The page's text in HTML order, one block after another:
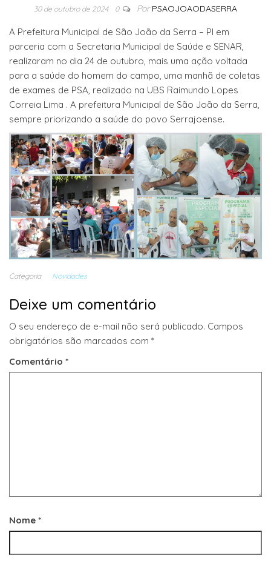
30 de outubro de 2024 0 Por PSAOJOAODASERRA
A Prefeitura Municipal de São João da Serra – PI em
parceria com a Secretaria Municipal de Saúde e SENAR,
realizaram no dia 24 de outubro, mais uma ação voltada
para a saúde do homem do campo, uma manhã de coletas
de exames de PSA, realizado na UBS Raimundo Lopes
Correia Lima . A prefeitura Municipal de São João da Serra,
sempre priorizando a saúde do povo Serrajoense.
Categoria Novidades
Deixe um comentário
O seu endereço de e-mail não será publicado. Campos
obrigatórios são marcados com *
Comentário *
Nome *